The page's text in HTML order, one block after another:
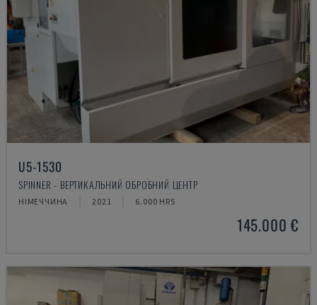
U5-1530
SPINNER - ВЕРТИКАЛЬНИЙ ОБРОБНИЙ ЦЕНТР
НІМЕЧЧИНА 2021 6.000 HRS
145.000 €